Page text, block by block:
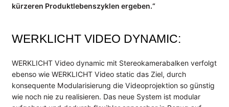
Anwenderberichte
Blog
Presse
Events
Newsletter
kürzeren Produktlebenszyklen ergeben.“
WERKLICHT VIDEO DYNAMIC:
WERKLICHT Video dynamic mit Stereokamerabalken verfolgt
ebenso wie WERKLICHT Video static das Ziel, durch
konsequente Modularisierung die Videoprojektion so günstig
wie noch nie zu realisieren. Das neue System ist modular